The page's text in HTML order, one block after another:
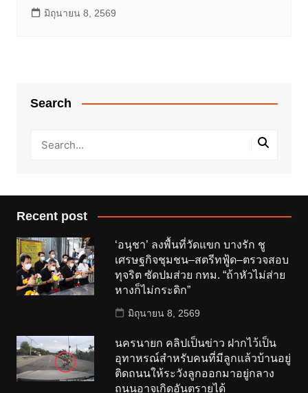
มิถุนายน 8, 2569
Search
Recent post
‘อนุชา’ ลงพื้นที่วัดแขก บางรัก ชู
เศรษฐกิจชุมชน–สตรีทฟู้ด–ตรวจสอบ
ทุจริต ซัดปมส่วย กทม. “ถ้าหัวไม่ส่าย
หางก็ไม่กระดิก”
มิถุนายน 8, 2569
นครนายก คลิปเป็นข่าว ฝากไว้เป็น
อุทาหรณ์สำหรับคนที่มีลูกแล้วบ้านอยู่
ติดถนนให้ระวังลูกออกมาอยู่กลาง
ถนนอาจเกิดอันตรายได้